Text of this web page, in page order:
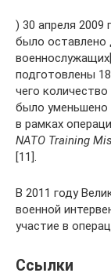
) 30 апреля
было оставлено
подготовлены
чего
было уменьшено
в рамках
NATO Training
[11].
В 2011 году
военной
участие в
Ссылки